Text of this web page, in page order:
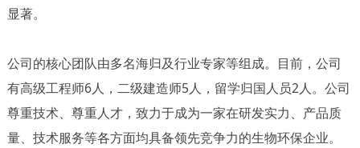
显著。
公司的核心团队由多名海归及行业专家等组成。目前，公司
有高级工程师6人，二级建造师5人，留学归国人员2人。公司
尊重技术、尊重人才，致力于成为一家在研发实力、产品质
量、技术服务等各方面均具备领先竞争力的生物环保企业。